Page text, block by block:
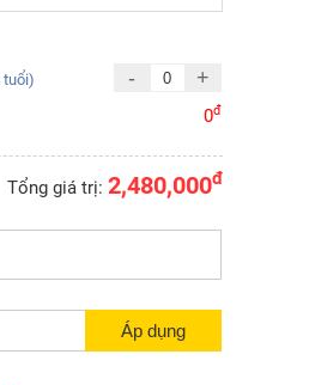
tuổi) - +
0đ
Tổng giá trị: 2,480,000đ